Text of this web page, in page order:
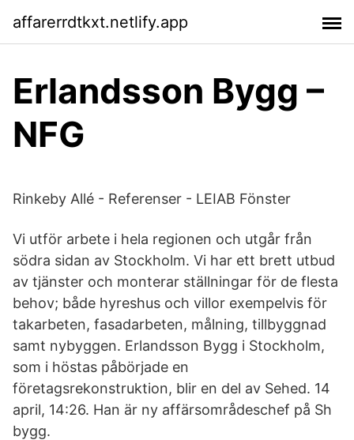
affarerrdtkxt.netlify.app
Erlandsson Bygg –
NFG
Rinkeby Allé - Referenser - LEIAB Fönster
Vi utför arbete i hela regionen och utgår från
södra sidan av Stockholm. Vi har ett brett utbud
av tjänster och monterar ställningar för de flesta
behov; både hyreshus och villor exempelvis för
takarbeten, fasadarbeten, målning, tillbyggnad
samt nybyggen. Erlandsson Bygg i Stockholm,
som i höstas påbörjade en
företagsrekonstruktion, blir en del av Sehed. 14
april, 14:26. Han är ny affärsområdeschef på Sh
bygg.